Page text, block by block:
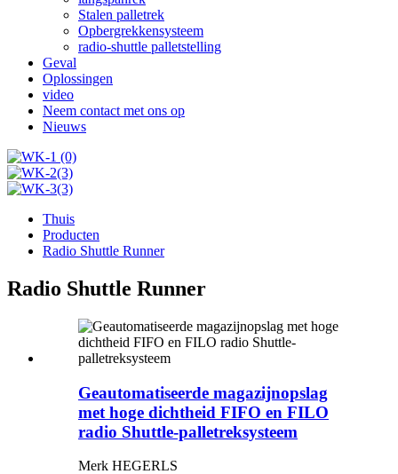
Stalen palletrek
Opbergrekkensysteem
radio-shuttle palletstelling
Geval
Oplossingen
video
Neem contact met ons op
Nieuws
Thuis
Producten
Radio Shuttle Runner
Radio Shuttle Runner
Geautomatiseerde magazijnopslag
met hoge dichtheid FIFO en FILO
radio Shuttle-palletreksysteem
Merk HEGERLS